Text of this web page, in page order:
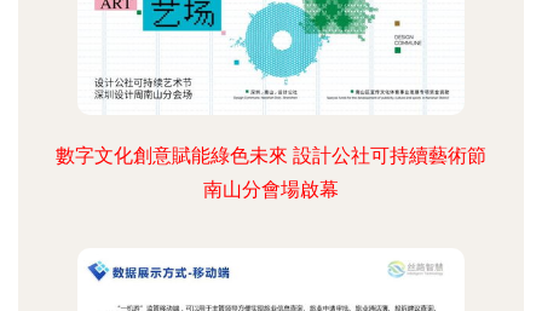
數字文化創意賦能綠色未來 設計公社可持續藝術節
南山分會場啟幕